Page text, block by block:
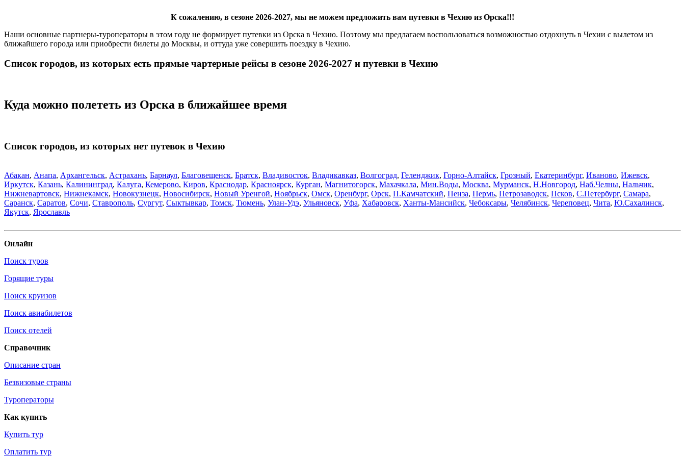
К сожалению, в сезоне 2026-2027, мы не можем предложить вам путевки в Чехию из Орска!!!
Наши основные партнеры-туроператоры в этом году не формирует путевки из Орска в Чехию. Поэтому мы предлагаем воспользоваться возможностью отдохнуть в Чехии с вылетом из
ближайшего города или приобрести билеты до Москвы, и оттуда уже совершить поездку в Чехию.
Список городов, из которых есть прямые чартерные рейсы в сезоне 2026-2027 и путевки в Чехию
Куда можно полететь из Орска в ближайшее время
Список городов, из которых нет путевок в Чехию
Абакан, Анапа, Архангельск, Астрахань, Барнаул, Благовещенск, Братск, Владивосток, Владикавказ, Волгоград, Геленджик, Горно-Алтайск, Грозный, Екатеринбург, Иваново, Ижевск,
Иркутск, Казань, Калининград, Калуга, Кемерово, Киров, Краснодар, Красноярск, Курган, Магнитогорск, Махачкала, Мин.Воды, Москва, Мурманск, Н.Новгород, Наб.Челны, Нальчик,
Нижневартовск, Нижнекамск, Новокузнецк, Новосибирск, Новый Уренгой, Ноябрьск, Омск, Оренбург, Орск, П.Камчатский, Пенза, Пермь, Петрозаводск, Псков, С.Петербург, Самара,
Саранск, Саратов, Сочи, Ставрополь, Сургут, Сыктывкар, Томск, Тюмень, Улан-Удэ, Ульяновск, Уфа, Хабаровск, Ханты-Мансийск, Чебоксары, Челябинск, Череповец, Чита, Ю.Сахалинск,
Якутск, Ярославль
Онлайн
Поиск туров
Горящие туры
Поиск круизов
Поиск авиабилетов
Поиск отелей
Справочник
Описание стран
Безвизовые страны
Туроператоры
Как купить
Купить тур
Оплатить тур